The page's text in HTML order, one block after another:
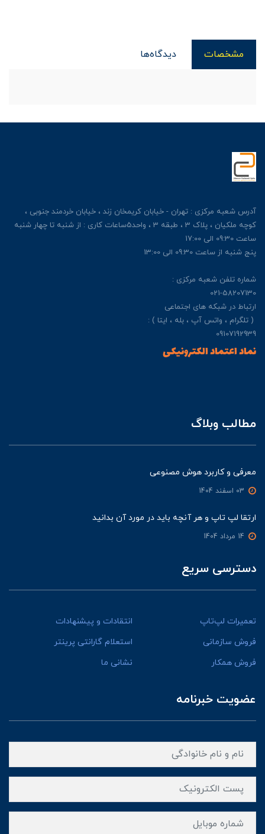
مشخصات دیدگاه‌ها
آدرس شعبه مرکزی : تهران - خیابان کریمخان زند ، خیابان خردمند جنوبی ،
کوچه ملکیان ، پلاک 3 ، طبقه 3 ، واحد5ساعات کاری : از شنبه تا چهار شنبه
ساعت 09:30 الی 17:00
پنج شنبه از ساعت 09:30 الی 13:00
شماره تلفن شعبه مرکزی :
021-58207130
ارتباط در شبکه های اجتماعی
( تلگرام ، واتس آپ ، بله ، ایتا ) :
09107192939
نماد اعتماد الکترونیکی
مطالب وبلاگ
معرفی و کاربرد هوش مصنوعی
ارتقا لپ تاپ و هر آنچه باید در مورد آن بدانید
دسترسی سریع
تعمیرات لپ‌تاپ
انتقادات و پیشنهادات
فروش سازمانی
استعلام گارانتی پرینتر
فروش همکار
نشانی ما
عضویت خبرنامه